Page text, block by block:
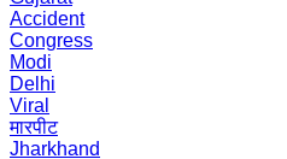
Accident
Congress
Modi
Delhi
Viral
मारपीट
Jharkhand